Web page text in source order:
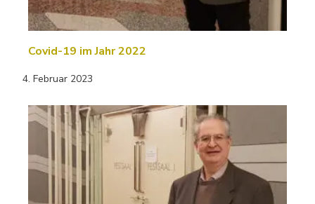
Covid-19 im Jahr 2022
4. Februar 2023